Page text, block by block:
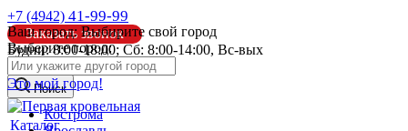
Ваш город: Выбирите свой город
Выберите город:
Это мой город!
Кострома
+7 (4942) 41-99-99
Заказать звонок
Будни: 8:00-18:00; Сб: 8:00-14:00, Вс-вых
info@pk44.ru
Поиск
Каталог